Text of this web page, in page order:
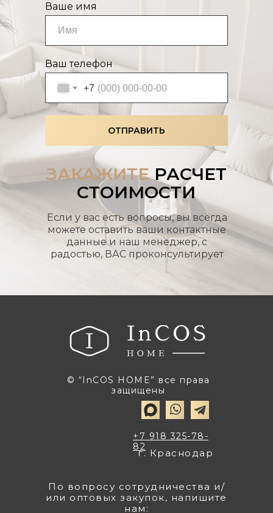
Ваше имя
Ваш телефон
+7
ОТПРАВИТЬ
ЗАКАЖИТЕРАСЧЕТ
СТОИМОСТИ
Если у вас есть вопросы, вы всегда
можете оставить ваши контактные
данные и наш менеджер, с
радостью, ВАС проконсультирует
г. Краснодар
© “InCOS HOME” все права
защищены
+7 918 325-78-
82
По вопросу сотрудничества и/
или оптовых закупок, напишите
нам: